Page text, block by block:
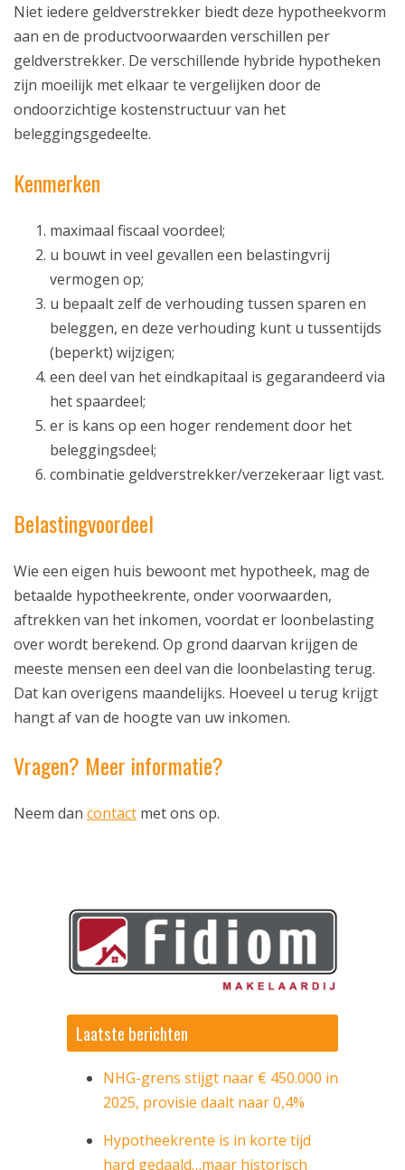
Niet iedere geldverstrekker biedt deze hypotheekvorm
aan en de productvoorwaarden verschillen per
geldverstrekker. De verschillende hybride hypotheken
zijn moeilijk met elkaar te vergelijken door de
ondoorzichtige kostenstructuur van het
beleggingsgedeelte.
Kenmerken
maximaal fiscaal voordeel;
u bouwt in veel gevallen een belastingvrij
vermogen op;
u bepaalt zelf de verhouding tussen sparen en
beleggen, en deze verhouding kunt u tussentijds
(beperkt) wijzigen;
een deel van het eindkapitaal is gegarandeerd via
het spaardeel;
er is kans op een hoger rendement door het
beleggingsdeel;
combinatie geldverstrekker/verzekeraar ligt vast.
Belastingvoordeel
Wie een eigen huis bewoont met hypotheek, mag de
betaalde hypotheekrente, onder voorwaarden,
aftrekken van het inkomen, voordat er loonbelasting
over wordt berekend. Op grond daarvan krijgen de
meeste mensen een deel van die loonbelasting terug.
Dat kan overigens maandelijks. Hoeveel u terug krijgt
hangt af van de hoogte van uw inkomen.
Vragen? Meer informatie?
Neem dan contact met ons op.
Laatste berichten
NHG-grens stijgt naar € 450.000 in
2025, provisie daalt naar 0,4%
Hypotheekrente is in korte tijd
hard gedaald…maar historisch